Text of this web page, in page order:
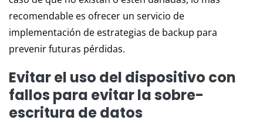
recomendable es ofrecer un servicio de
implementación de estrategias de backup para
prevenir futuras pérdidas.
Evitar el uso del dispositivo con
fallos para evitar la sobre-
escritura de datos